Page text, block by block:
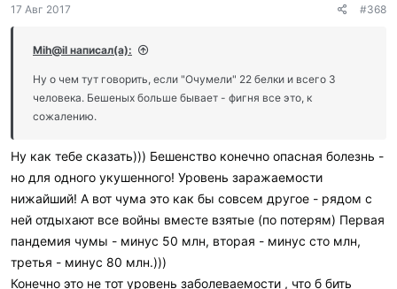
появляются в период от двух до шести дней после заражения:
а
и
и
17 Авг 2017 #368
Mih@il написал(а):
Ну о чем тут говорить, если "Очумели" 22 белки и всего 3
человека. Бешеных больше бывает - фигня все это, к
сожалению.
Ну как тебе сказать))) Бешенство конечно опасная болезнь -
но для одного укушенного! Уровень заражаемости
нижайший! А вот чума это как бы совсем другое - рядом с
ней отдыхают все войны вместе взятые (по потерям) Первая
пандемия чумы - минус 50 млн, вторая - минус сто млн,
третья - минус 80 млн.)))
Конечно это не тот уровень заболеваемости , что б бить